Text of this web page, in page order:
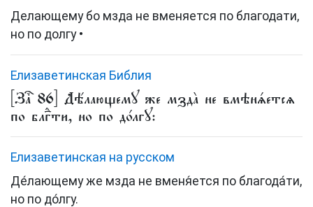
Делающему бо мзда не вменяется по благодати,
но по долгу •
Елизаветинская Библия
[Заⷱ҇ 86] Дѣ́лающемꙋ же мзда̀ не вмѣнѧ́етсѧ
по блгⷣти, но по до́лгꙋ:
Елизаветинская на русском
Де́лающему же мзда не вменя́ется по благода́ти,
но по до́лгу.